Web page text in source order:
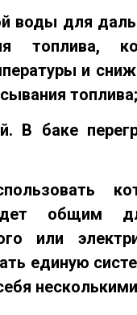
воды для
топлива,
и
топлива;
. В баке
общим
или
единую